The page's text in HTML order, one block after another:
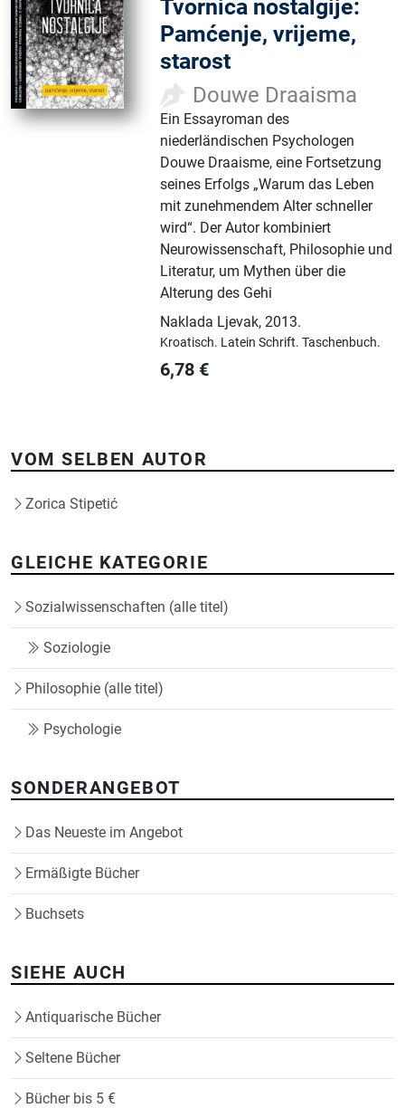
Tvornica nostalgije:
Pamćenje, vrijeme,
starost
Douwe Draaisma
Ein Essayroman des
niederländischen Psychologen
Douwe Draaisme, eine Fortsetzung
seines Erfolgs „Warum das Leben
mit zunehmendem Alter schneller
wird“. Der Autor kombiniert
Neurowissenschaft, Philosophie und
Literatur, um Mythen über die
Alterung des Gehi
Naklada Ljevak,2013.
Kroatisch. Latein Schrift.Taschenbuch.
6,78 €
VOM SELBEN AUTOR
Zorica Stipetić
GLEICHE KATEGORIE
Sozialwissenschaften (alle titel)
Soziologie
Philosophie (alle titel)
Psychologie
SONDERANGEBOT
Das Neueste im Angebot
Ermäßigte Bücher
Buchsets
SIEHE AUCH
Antiquarische Bücher
Seltene Bücher
Bücher bis 5 €